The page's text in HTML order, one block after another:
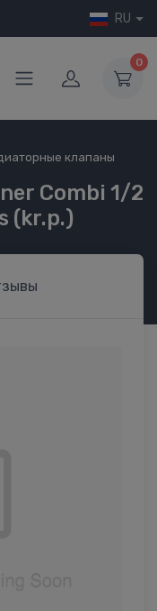
RU
0
клапаны
Combi 1/2
(kr.p.)